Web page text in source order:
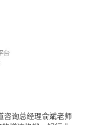
咨询总经理俞斌老师